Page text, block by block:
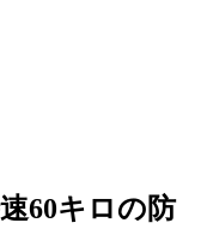
60キロの防